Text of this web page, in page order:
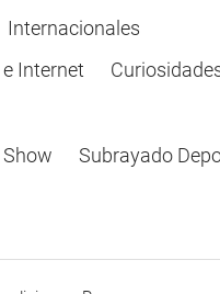
Internacionales
Internet
Subrayado